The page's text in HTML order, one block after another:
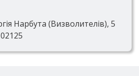
Нарбута (Визволителів), 5